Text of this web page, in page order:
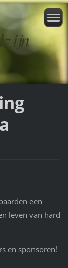
een
leven van hard
en sponsoren!